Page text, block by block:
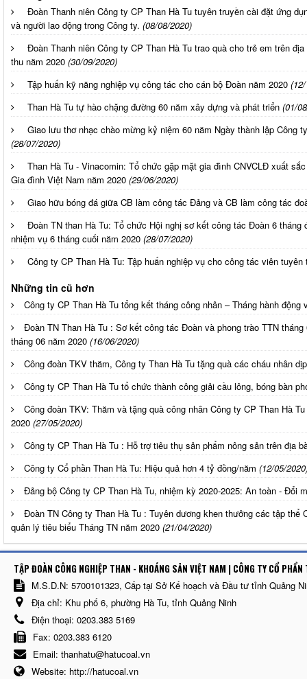
Đoàn Thanh niên Công ty CP Than Hà Tu tuyên truyền cài đặt ứng
và người lao động trong Công ty. (08/08/2020)
Đoàn Thanh niên Công ty CP Than Hà Tu trao quà cho trẻ em trên
thu năm 2020 (30/09/2020)
Tập huấn kỹ năng nghiệp vụ công tác cho cán bộ Đoàn năm 2020
Than Hà Tu tự hào chặng đường 60 năm xây dựng và phát triển (01/
Giao lưu thơ nhạc chào mừng kỷ niệm 60 năm Ngày thành lập Công
(28/07/2020)
Than Hà Tu - Vinacomin: Tổ chức gặp mặt gia đình CNVCLĐ xuất
Gia đình Việt Nam năm 2020 (29/06/2020)
Giao hữu bóng đá giữa CB làm công tác Đảng và CB làm công tác
Đoàn TN than Hà Tu: Tổ chức Hội nghị sơ kết công tác Đoàn 6 tháng
nhiệm vụ 6 tháng cuối năm 2020 (28/07/2020)
Công ty CP Than Hà Tu: Tập huấn nghiệp vụ cho công tác viên tuyên
Những tin cũ hơn
Công ty CP Than Hà Tu tổng kết tháng công nhân – Tháng hành động
Đoàn TN Than Hà Tu : Sơ kết công tác Đoàn và phong trào TTN
tháng 06 năm 2020 (16/06/2020)
Công đoàn TKV thăm, Công ty Than Hà Tu tặng quà các cháu nhân
Công ty CP Than Hà Tu tổ chức thành công giải cầu lông, bóng bàn
Công đoàn TKV: Thăm và tặng quà công nhân Công ty CP Than Hà
2020 (27/05/2020)
Công ty CP Than Hà Tu : Hỗ trợ tiêu thụ sản phẩm nông sản trên địa
Công ty Cổ phần Than Hà Tu: Hiệu quả hơn 4 tỷ đồng/năm (12/05/
Đảng bộ Công ty CP Than Hà Tu, nhiệm kỳ 2020-2025: An toàn - Đổi
Đoàn TN Công ty Than Hà Tu : Tuyên dương khen thưởng các tập thể
quản lý tiêu biểu Tháng TN năm 2020 (21/04/2020)
TẬP ĐOÀN CÔNG NGHIỆP THAN - KHOÁNG SẢN VIỆT NAM | CÔNG TY CỔ
M.S.D.N: 5700101323, Cấp tại Sở Kế hoạch và Đầu tư tỉnh Quảng
Địa chỉ: Khu phố 6, phường Hà Tu, tỉnh Quảng Ninh
Điện thoại: 0203.383 5169
Fax: 0203.383 6120
Email: thanhatu@hatucoal.vn
Website: http://hatucoal.vn